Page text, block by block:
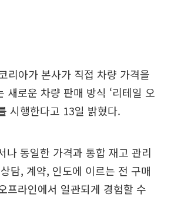
리아가 본사가 직접 차량 가격을
새로운 차량 판매 방식 ‘리테일 오
시행한다고 13일 밝혔다.
나 동일한 가격과 통합 재고 관리
담, 계약, 인도에 이르는 전 구매
프라인에서 일관되게 경험할 수